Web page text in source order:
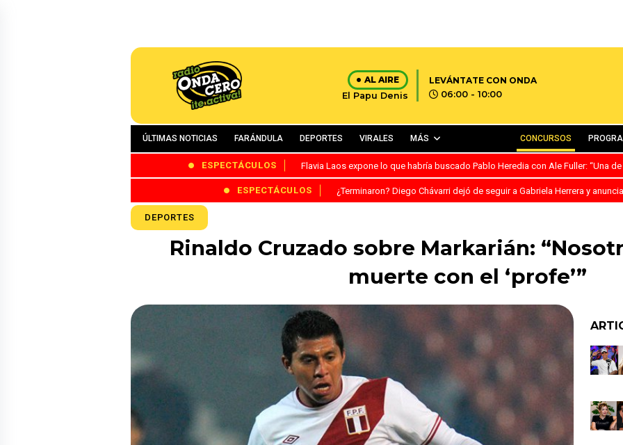
AL AIRE
El Papu Denis
LEVÁNTATE CON ONDA
06:00 - 10:00
ÚLTIMAS NOTICIAS FARÁNDULA DEPORTES VIRALES MÁS CONCURSOS
ESPECTÁCULOS Flavia Laos expone lo que habría buscado Pablo Heredia con Ale Fuller: “Una
ESPECTÁCULOS ¿Terminaron? Diego Chávarri dejó de seguir a Gabriela Herrera y
DEPORTES
Rinaldo Cruzado sobre Markarián:
muerte con el ‘profe’”